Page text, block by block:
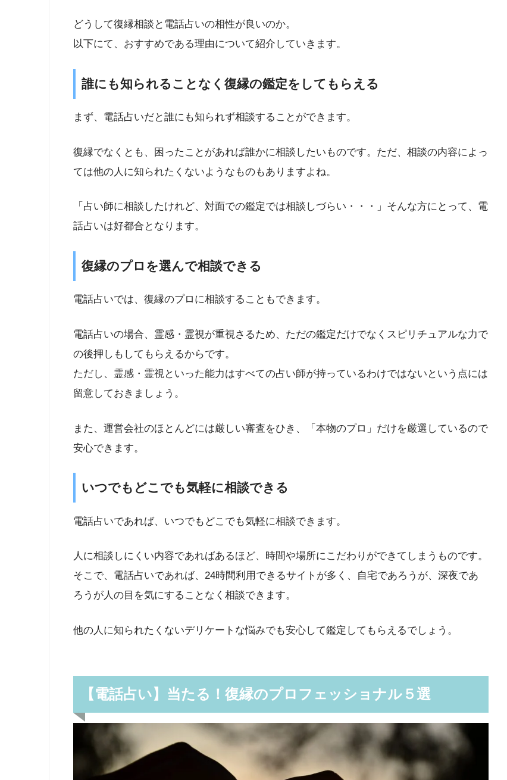
どうして復縁相談と電話占いの相性が良いのか。
以下にて、おすすめである理由について紹介していきます。
誰にも知られることなく復縁の鑑定をしてもらえる
まず、電話占いだと誰にも知られず相談することができます。
復縁でなくとも、困ったことがあれば誰かに相談したいものです。ただ、相談の内容によっ
ては他の人に知られたくないようなものもありますよね。
「占い師に相談したけれど、対面での鑑定では相談しづらい・・・」そんな方にとって、電
話占いは好都合となります。
復縁のプロを選んで相談できる
電話占いでは、復縁のプロに相談することもできます。
電話占いの場合、霊感・霊視が重視さるため、ただの鑑定だけでなくスピリチュアルな力で
の後押しもしてもらえるからです。
ただし、霊感・霊視といった能力はすべての占い師が持っているわけではないという点には
留意しておきましょう。
また、運営会社のほとんどには厳しい審査をひき、「本物のプロ」だけを厳選しているので
安心できます。
いつでもどこでも気軽に相談できる
電話占いであれば、いつでもどこでも気軽に相談できます。
人に相談しにくい内容であればあるほど、時間や場所にこだわりができてしまうものです。
そこで、電話占いであれば、24時間利用できるサイトが多く、自宅であろうが、深夜であ
ろうが人の目を気にすることなく相談できます。
他の人に知られたくないデリケートな悩みでも安心して鑑定してもらえるでしょう。
【電話占い】当たる！復縁のプロフェッショナル５選